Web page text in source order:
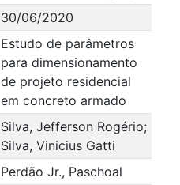
30/06/2020
Estudo de parâmetros
para dimensionamento
de projeto residencial
em concreto armado
Silva, Jefferson Rogério;
Silva, Vinicius Gatti
Perdão Jr., Paschoal